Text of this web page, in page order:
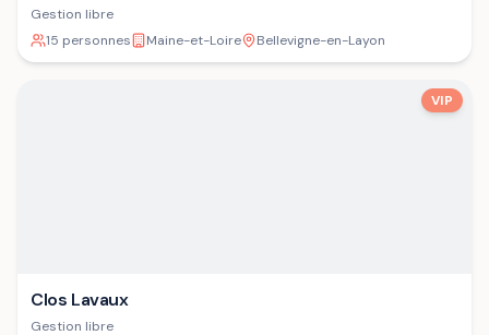
Gestion libre
15 personnes
Maine-et-Loire Bellevigne-en-Layon
VIP
Clos Lavaux
Gestion libre